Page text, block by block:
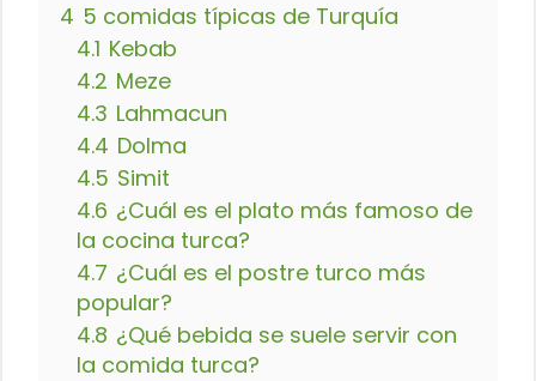
4 5 comidas típicas de Turquía
4.1 Kebab
4.2 Meze
4.3 Lahmacun
4.4 Dolma
4.5 Simit
4.6 ¿Cuál es el plato más famoso de
la cocina turca?
4.7 ¿Cuál es el postre turco más
popular?
4.8 ¿Qué bebida se suele servir con
la comida turca?